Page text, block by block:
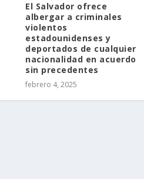
El Salvador ofrece
albergar a criminales
violentos
estadounidenses y
deportados de cualquier
nacionalidad en acuerdo
sin precedentes
febrero 4, 2025